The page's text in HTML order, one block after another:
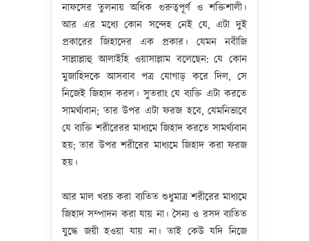
নাফসের তুলনায় অধিক গুরুত্বপূর্ণ ও শক্তিশালী।
আর এর মধ্যে কোন সন্দেহ নেই যে, এটা দুই
প্রকারের জিহাদের এক প্রকার। যেমন নবীজি
সাল্লাল্লাহু আলাইহি ওয়াসাল্লাম বলেছেন: যে কোন
মুজাহিদকে আসবাব পত্র যোগাড় করে দিল, সে
নিজেই জিহাদ করল। সুতরাং যে ব্যক্তি এটা করতে
সামর্থ্যবান; তার উপর এটা ফরজ হবে, যেমনিভাবে
যে ব্যক্তি শরীরেরর মাধ্যমে জিহাদ করতে সামর্থ্যবান
হয়; তার উপর শরীরের মাধ্যমে জিহাদ করা ফরজ
হয়।
আর মাল খরচ করা ব্যতিত শুধুমাত্র শরীরের মাধ্যমে
জিহাদ সম্পাদন করা যায় না। সৈন্য ও রসদ ব্যতিত
যুদ্ধে জয়ী হওয়া যায় না। তাই কেউ ‍যদি নিজে